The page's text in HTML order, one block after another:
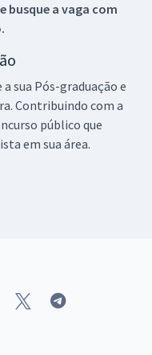
busque a vaga com
sua Pós-graduação e
Contribuindo com a
público que
em sua área.